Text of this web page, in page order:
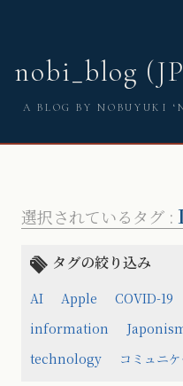
nobi_blog
A BLOG BY NOBUYUKI
選択されているタグ :
タグの絞り込み
AI Apple COVID-19
information
technology
コミュニ